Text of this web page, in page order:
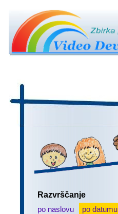
Razvrščanje
po naslovu
po datumu